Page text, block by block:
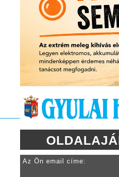
Az Ön email címe: